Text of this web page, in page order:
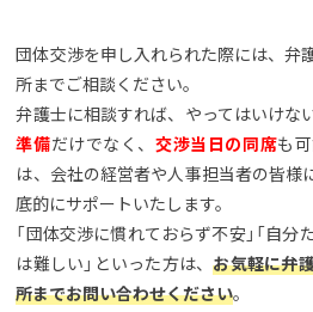
団体交渉を申し入れられた際には、弁
所までご相談ください。
弁護士に相談すれば、やってはいけな
準備だけでなく、交渉当日の同席も
は、会社の経営者や人事担当者の皆様
底的にサポートいたします。
「団体交渉に慣れておらず不安」「自
は難しい」といった方は、お気軽に弁
所までお問い合わせください。